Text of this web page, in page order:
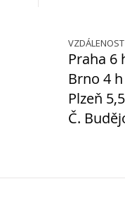
Praha 6
Brno 4 h
Plzeň
Č.